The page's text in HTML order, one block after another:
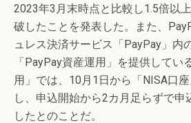
2023年3月末時点と比較し1.5倍以
破したことを発表した。また、
ュレス決済サービス「PayPay」内
「PayPay資産運用」を提供してい
用」では、10月1日から「NISA口
し、申込開始から2カ月足らずで申
したとのことだ。